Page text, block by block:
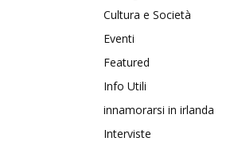
Cultura e Società
Eventi
Featured
Info Utili
innamorarsi in irlanda
Interviste